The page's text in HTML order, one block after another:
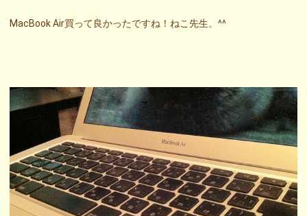
MacBook Air買って良かったですね！ねこ先生。^^